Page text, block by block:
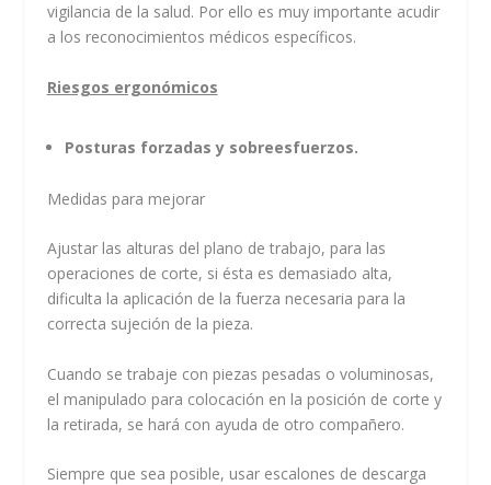
vigilancia de la salud. Por ello es muy importante acudir
a los reconocimientos médicos específicos.
Riesgos ergonómicos
Posturas forzadas y sobreesfuerzos.
Medidas para mejorar
Ajustar las alturas del plano de trabajo, para las
operaciones de corte, si ésta es demasiado alta,
dificulta la aplicación de la fuerza necesaria para la
correcta sujeción de la pieza.
Cuando se trabaje con piezas pesadas o voluminosas,
el manipulado para colocación en la posición de corte y
la retirada, se hará con ayuda de otro compañero.
Siempre que sea posible, usar escalones de descarga